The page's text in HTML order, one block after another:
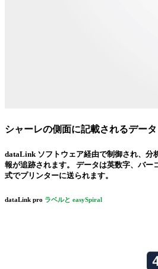
シャーレの側面に記載されるデータ
dataLinkソフトウェア経由で制御され、分
報が追跡されます。 データは英数字、 バー
式でプリンターに送られます。
dataLink pro ラベルと easySpiral